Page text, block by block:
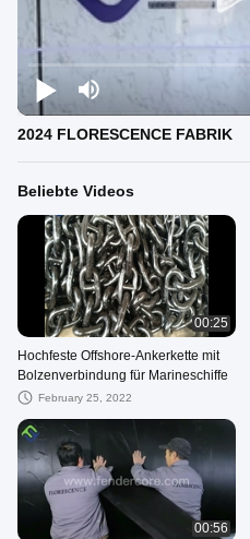
2024 FLORESCENCE FABRIK
Beliebte Videos
00:25
Hochfeste Offshore-Ankerkette mit
Bolzenverbindung für Marineschiffe
February 25, 2022
00:56